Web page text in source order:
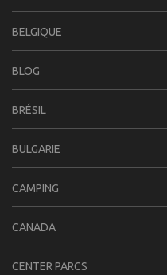
BELGIQUE
BLOG
BRÉSIL
BULGARIE
CAMPING
CANADA
CENTER PARCS